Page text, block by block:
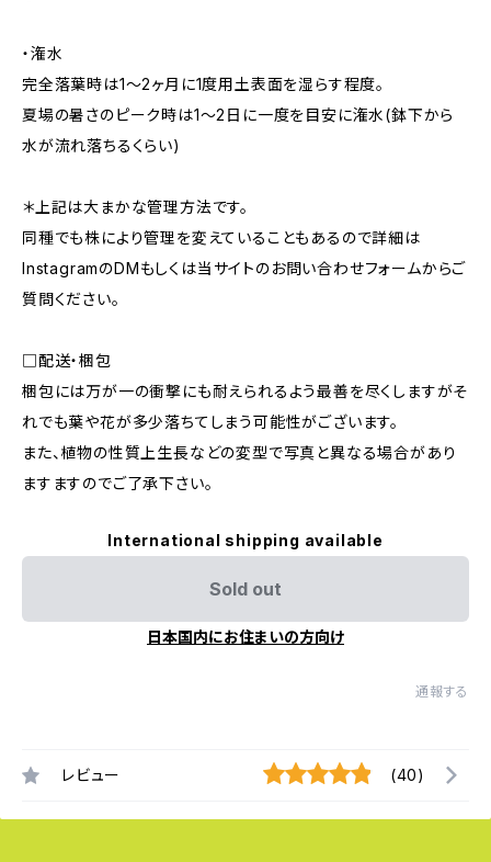
・潅水
完全落葉時は1〜2ヶ月に1度用土表面を湿らす程度。
夏場の暑さのピーク時は1〜2日に一度を目安に潅水(鉢下から
水が流れ落ちるくらい)
＊上記は大まかな管理方法です。
同種でも株により管理を変えていることもあるので詳細は
InstagramのDMもしくは当サイトのお問い合わせフォームからご
質問ください。
□配送・梱包
梱包には万が一の衝撃にも耐えられるよう最善を尽くしますがそ
れでも葉や花が多少落ちてしまう可能性がございます。
また、植物の性質上生長などの変型で写真と異なる場合があり
ますますのでご了承下さい。
International shipping available
Sold out
日本国内にお住まいの方向け
通報する
レビュー (40)